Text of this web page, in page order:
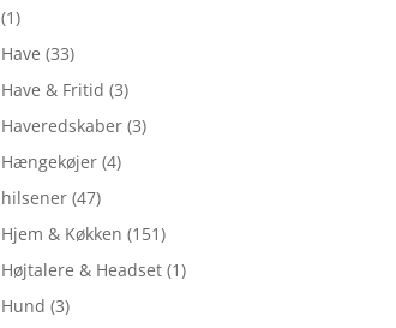
(1)
Have (33)
Have & Fritid (3)
Haveredskaber (3)
Hængekøjer (4)
hilsener (47)
Hjem & Køkken (151)
Højtalere & Headset (1)
Hund (3)